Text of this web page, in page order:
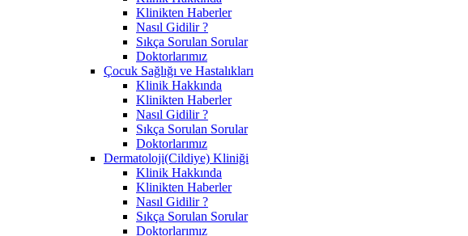
Klinikten Haberler
Nasıl Gidilir ?
Sıkça Sorulan Sorular
Doktorlarımız
Çocuk Sağlığı ve Hastalıkları
Klinik Hakkında
Klinikten Haberler
Nasıl Gidilir ?
Sıkça Sorulan Sorular
Doktorlarımız
Dermatoloji(Cildiye) Kliniği
Klinik Hakkında
Klinikten Haberler
Nasıl Gidilir ?
Sıkça Sorulan Sorular
Doktorlarımız